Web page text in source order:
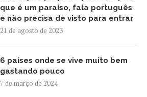
que é um paraíso, fala português
e não precisa de visto para entrar
21 de agosto de 2023
6 países onde se vive muito bem
gastando pouco
7 de março de 2024